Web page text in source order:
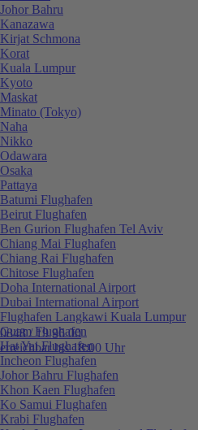
0848 / 19 96 00
erreichbar bis 18:00 Uhr
Johor Bahru
Kanazawa
Kirjat Schmona
Korat
Kuala Lumpur
Kyoto
Maskat
Minato (Tokyo)
Naha
Nikko
Odawara
Osaka
Pattaya
Batumi Flughafen
Beirut Flughafen
Ben Gurion Flughafen Tel Aviv
Chiang Mai Flughafen
Chiang Rai Flughafen
Chitose Flughafen
Doha International Airport
Dubai International Airport
Flughafen Langkawi Kuala Lumpur
Guam Flughafen
Hat Yai Flughafen
Incheon Flughafen
Johor Bahru Flughafen
Khon Kaen Flughafen
Ko Samui Flughafen
Krabi Flughafen